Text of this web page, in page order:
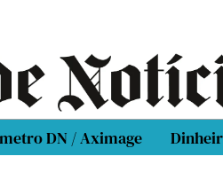
DN / Aximage